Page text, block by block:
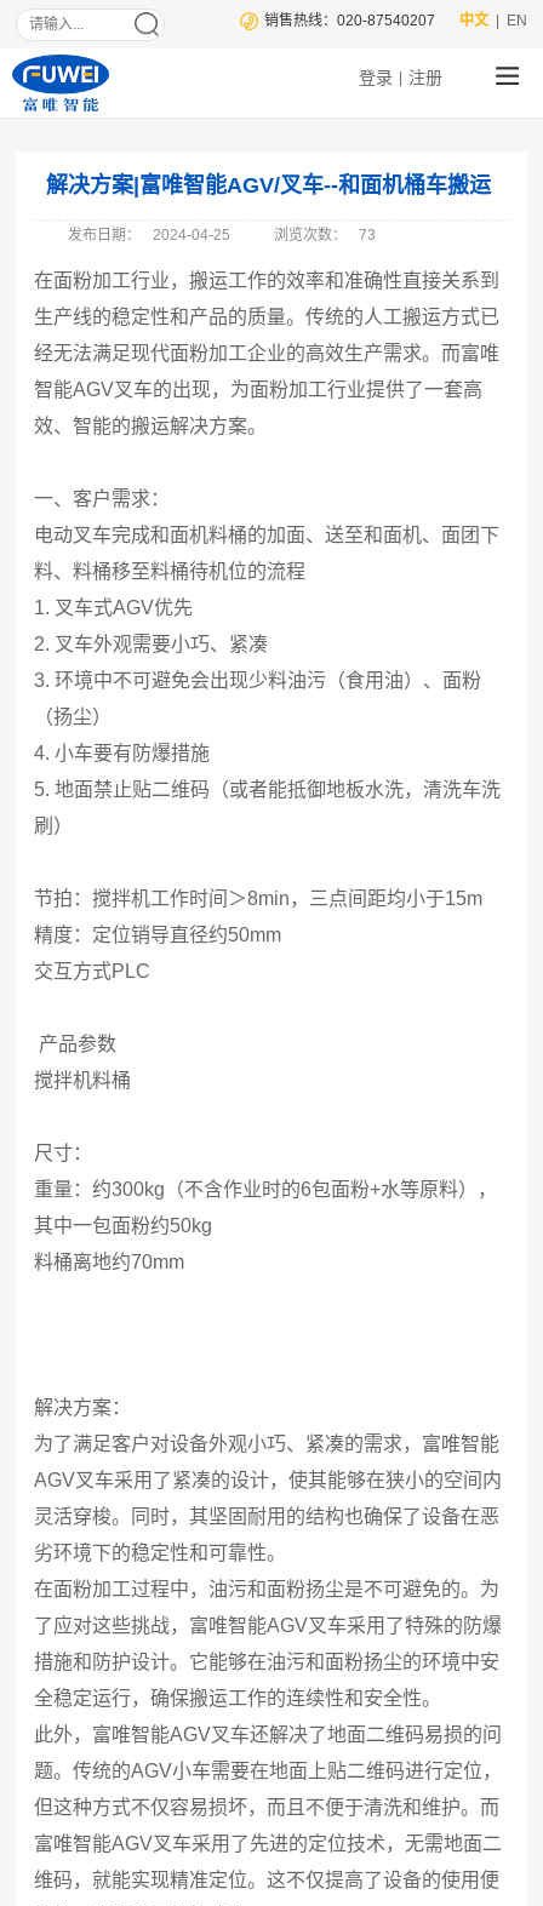
| EN
中文
销售热线：020-87540207
登录 注册
解决方案|富唯智能AGV/叉车--和面机桶车搬运
发布日期： 2024-04-25 浏览次数： 73
在面粉加工行业，搬运工作的效率和准确性直接关系到
生产线的稳定性和产品的质量。传统的人工搬运方式已
经无法满足现代面粉加工企业的高效生产需求。而富唯
智能AGV叉车的出现，为面粉加工行业提供了一套高
效、智能的搬运解决方案。
一、客户需求：
电动叉车完成和面机料桶的加面、送至和面机、面团下
料、料桶移至料桶待机位的流程
1. 叉车式AGV优先
2. 叉车外观需要小巧、紧凑
3. 环境中不可避免会出现少料油污（食用油）、面粉
（扬尘）
4. 小车要有防爆措施
5. 地面禁止贴二维码（或者能抵御地板水洗，清洗车洗
刷）
节拍：搅拌机工作时间＞8min，三点间距均小于15m
精度：定位销导直径约50mm
交互方式PLC
产品参数
搅拌机料桶
尺寸：
重量：约300kg（不含作业时的6包面粉+水等原料），
其中一包面粉约50kg
料桶离地约70mm
解决方案：
为了满足客户对设备外观小巧、紧凑的需求，富唯智能
AGV叉车采用了紧凑的设计，使其能够在狭小的空间内
灵活穿梭。同时，其坚固耐用的结构也确保了设备在恶
劣环境下的稳定性和可靠性。
在面粉加工过程中，油污和面粉扬尘是不可避免的。为
了应对这些挑战，富唯智能AGV叉车采用了特殊的防爆
措施和防护设计。它能够在油污和面粉扬尘的环境中安
全稳定运行，确保搬运工作的连续性和安全性。
此外，富唯智能AGV叉车还解决了地面二维码易损的问
题。传统的AGV小车需要在地面上贴二维码进行定位，
但这种方式不仅容易损坏，而且不便于清洗和维护。而
富唯智能AGV叉车采用了先进的定位技术，无需地面二
维码，就能实现精准定位。这不仅提高了设备的使用便